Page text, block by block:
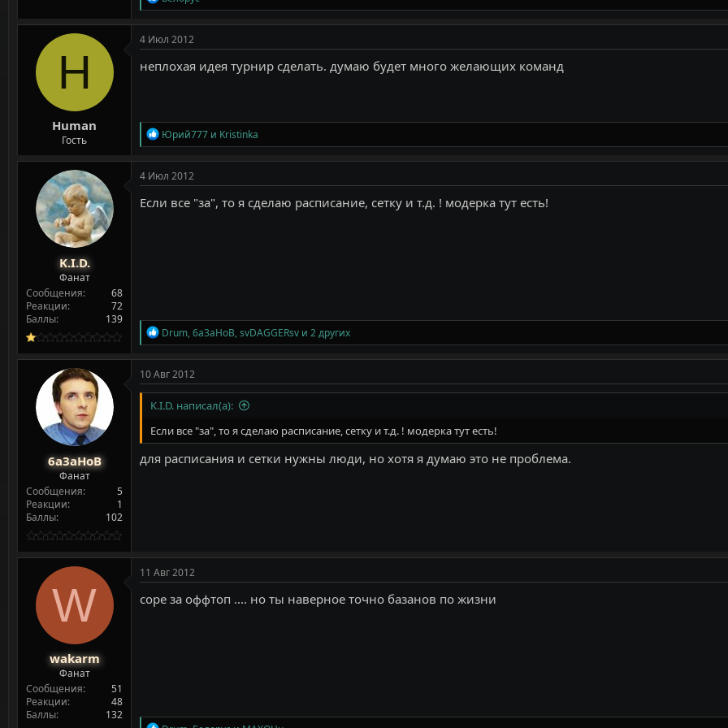
е
а
к
ц
и
и
H
Human
Гость
4 Июл 2012
неплохая идея турнир сделать. думаю будет много желающих команд
Р
е
а
к
ц
и
и
Юрий777 и Kristinka
K.I.D.
Фанат
Сообщения
68
Реакции
72
Баллы
139
4 Июл 2012
Если все "за", то я сделаю расписание, сетку и т.д. ! модерка тут есть!
Р
е
а
к
ц
и
и
Drum,6a3aHoB,svDAGGERsv и 2 других
6a3aHoB
Фанат
Сообщения
5
Реакции
1
Баллы
102
10 Авг 2012
K.I.D. написал(а):
Если все "за", то я сделаю расписание, сетку и т.д. ! модерка тут есть!
для расписания и сетки нужны люди, но хотя я думаю это не проблема.
W
wakarm
Фанат
Сообщения
51
Реакции
48
Баллы
132
11 Авг 2012
соре за оффтоп .... но ты наверное точно базанов по жизни